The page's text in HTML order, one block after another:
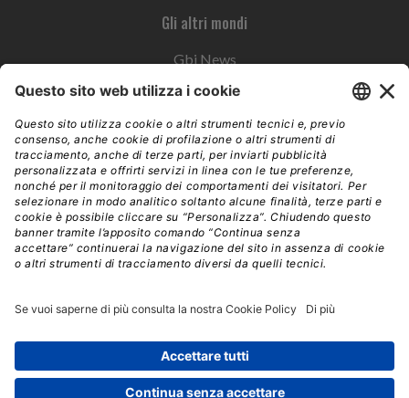
Gli altri mondi
Gbi News
Instoremag
Esplora il gruppo
Edra Edizioni
Edizioni LSWR
LSWR Group
Mixer è un prodotto del network Edra Edizioni. Direzione, amministrazione,
redazione, pubblicità | © Copyright 2026 – Tutti i diritti riservati | Partita IVA e C.F.